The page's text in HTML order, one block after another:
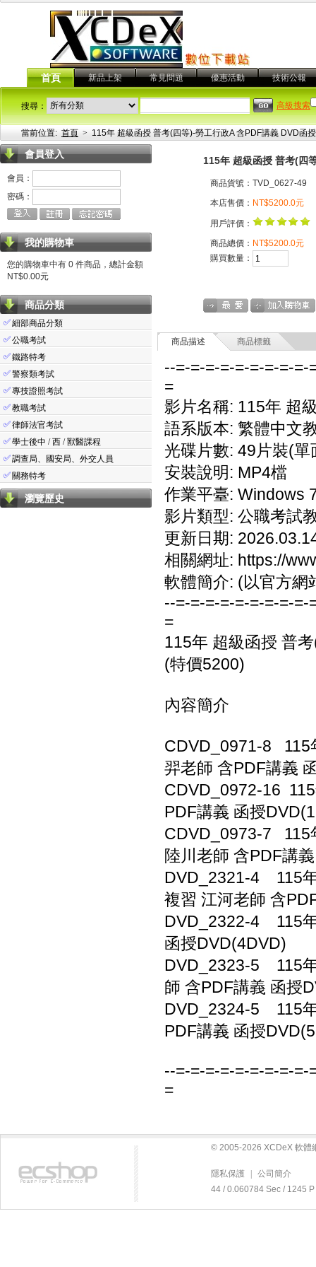
首頁 新品上架 常見問題 優惠活動 技術公報
搜尋： 高級搜索
當前位置: 首頁 > 115年 超級函授 普考(四等)-勞工行政A 含PDF講義 DVD函
會員登入
會員：
密碼：
我的購物車
您的購物車中有 0 件商品，總計金額
NT$0.00元
商品分類
✅細部商品分類
✅公職考試
✅鐵路特考
✅警察類考試
✅專技證照考試
✅教職考試
✅律師法官考試
✅學士後中 / 西 / 獸醫課程
✅調查局、國安局、外交人員
✅ 關務特考
瀏覽歷史
115年 超級函授 普考(四
商品貨號：TVD_0627-49
本店售價： NT$5200.0元
用戶評價：
商品總價： NT$5200.0元
購買數量：
商品描述 商品標籤
--=-=-=-=-=-=-=-=-=-
=
影片名稱: 115年 超
語系版本: 繁體中文
光碟片數: 49片裝(單
安裝說明: MP4檔
作業平臺: Windows
影片類型: 公職考試
更新日期:
相關網址: https://
軟體簡介: (以官方網
--=-=-=-=-=-=-=-=-=-
=
115年 超級函授 普
(特價5200)
內容簡介
CDVD_0971-8 115
羿老師 含PDF講義
CDVD_0972-16
PDF講義 函授
CDVD_0973-7 115
陸川老師 含PDF講
DVD_2321-4 115
複習 江河老師 含
DVD_2322-4 115
函授DVD(4DVD)
DVD_2323-5 115
師 含PDF講義 函授
DVD_2324-5 115
PDF講義 函授
--=-=-=-=-=-=-=-=-=-
=
© 2005-2026 XCDeX 軟體
隱私保護
公司簡介
44 / 0.060784 Sec / 1245